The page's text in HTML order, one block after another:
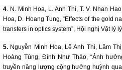
4. N. Minh Hoa, L. Anh Thi, T. V. Nhan
Hoa, D. Hoang Tung, “Effects of the gold
transfers in optics system”, Hội nghị Vật lý
5. Nguyễn Minh Hoa, Lê Anh Thi, Lâm
Hoàng Tùng, Đinh Như Thảo, “Ảnh
truyền năng lượng cộng hưởng huỳnh